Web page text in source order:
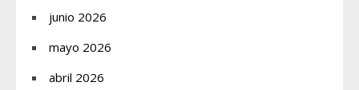
junio 2026
mayo 2026
abril 2026